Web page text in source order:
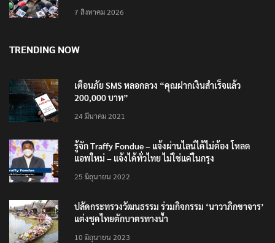
7 สิงหาคม 2026
TRENDING NOW
เตือนภัย SMS หลอกลวง “คุณฝากเงินสำเร็จแล้ว
200,000 บาท”
24 มีนาคม 2021
รู้จัก Traffy Fondue – แจ้งผ่านไลน์ได้ไม่ต้อง โหลด
แอพใหม่ – แจ้งได้ทั่วไทย ไม่ใช่แค่ในกรุง
25 มิถุนายน 2022
ปลัดกระทรวงวัฒนธรรม ร่วมกิจกรรม ‘นาวาภิกขาจาร’
แต่งชุดไทยตักบาตรทางน้ำ
10 มิถุนายน 2023